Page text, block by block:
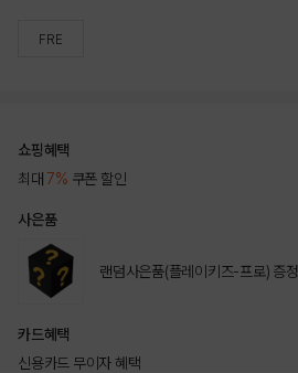
FRE
쇼핑혜택
최대 7% 쿠폰 할인
사은품
랜덤사은품(플레이키즈-프로) 증정
카드혜택
신용카드 무이자 혜택